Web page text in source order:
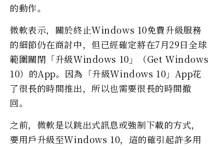
的動作。
微軟表示，關於終止Windows 10免費升級服務
的細節仍在商討中，但已經確定將在7月29日全球
範圍關閉「升級Windows 10」（Get Windows
10）的App。因為「升級Windows 10」App花
了很長的時間推出，所以也需要很長的時間撤
回。
之前，微軟是以跳出式訊息或強制下載的方式，
要用戶升級至Windows 10，這的確引起許多用